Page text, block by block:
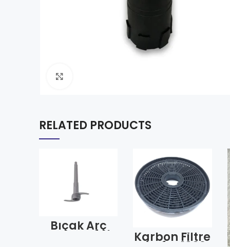
RELATED PRODUCTS
Bıçak Arç
Arzm Tefal Karbon Filtre